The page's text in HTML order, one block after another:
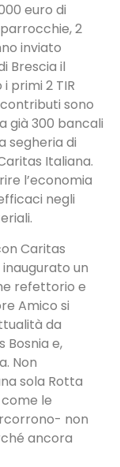
euro di
2
inviato
Brescia il
primi 2 TIR
sono
già 300 bancali
segheria di
Italiana.
l’economia
negli
Caritas
un
refettorio e
Amico si
da
e,
Non
sola Rotta
le
non
ancora